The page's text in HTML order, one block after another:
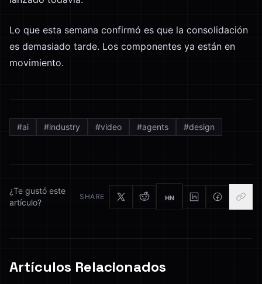
Lo que esta semana confirmó es que la consolidación
es demasiado tarde. Los componentes ya están en
movimiento.
#ai #industry #video #agents #design
¿Te gustó este
artículo?
SHARE HN
Artículos Relacionados